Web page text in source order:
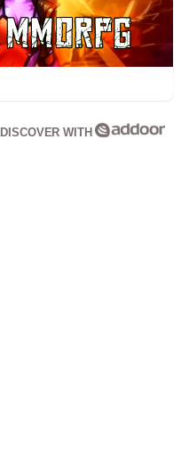
DISCOVER WITH